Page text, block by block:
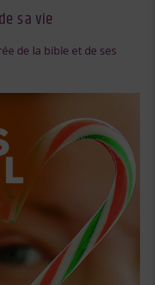
sa vie
de la bible et de ses